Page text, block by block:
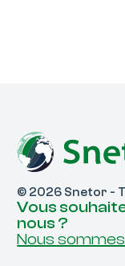
© 2026 Snetor -
Vous
nous ?
Nous